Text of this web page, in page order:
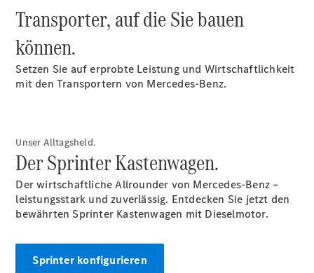
vereinbaren
Konfigurator
Kaufen
Transporter, auf die Sie bauen
können.
Setzen Sie auf erprobte Leistung und Wirtschaftlichkeit
mit den Transportern von Mercedes-Benz.
Unser Alltagsheld.
Der Sprinter Kastenwagen.
Der wirtschaftliche Allrounder von Mercedes-Benz –
leistungsstark und zuverlässig. Entdecken Sie jetzt den
bewährten Sprinter Kastenwagen mit Dieselmotor.
Sprinter konfigurieren